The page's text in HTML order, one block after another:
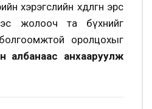
хэрэгслийн хөдөлгөөн эрс
жолооч та бүхнийг
болгоомжтой оролцохыг
албанаас анхааруулж